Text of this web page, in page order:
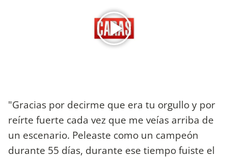
"Gracias por decirme que era tu orgullo y por
reírte fuerte cada vez que me veías arriba de
un escenario. Peleaste como un campeón
durante 55 días, durante ese tiempo fuiste el